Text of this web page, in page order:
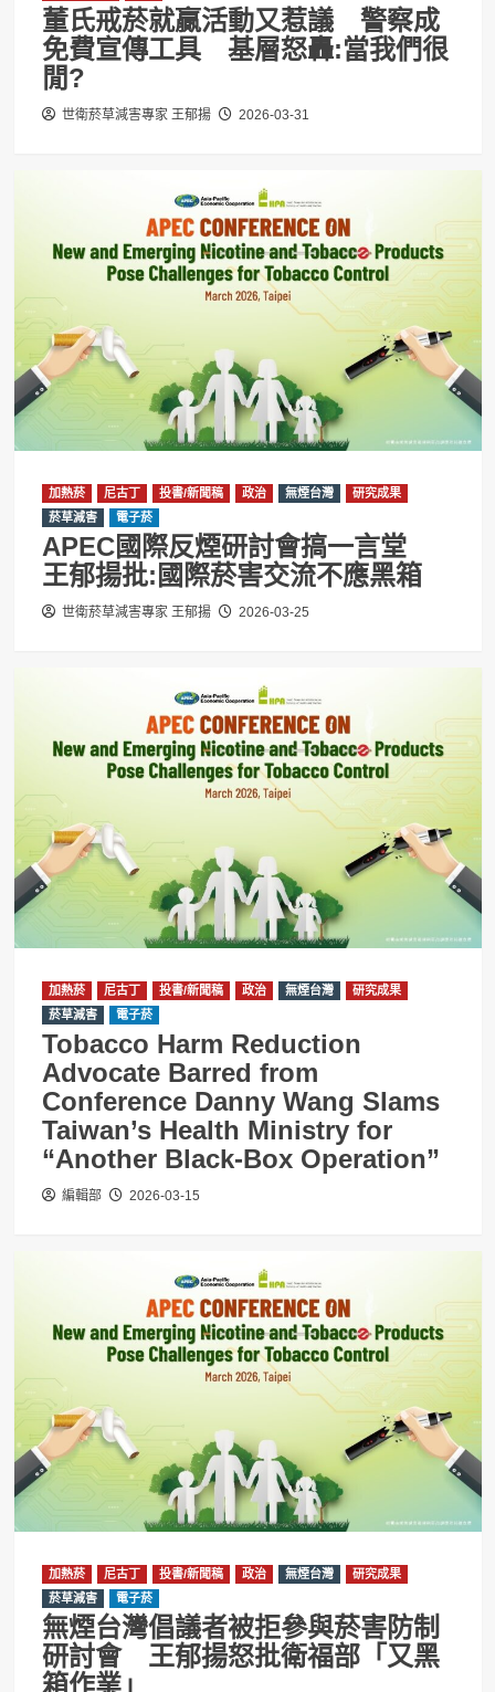
董氏戒菸就贏活動又惹議 警察成
免費宣傳工具 基層怒轟:當我們很
閒?
世衛菸草減害專家 王郁揚 2026-03-31
加熱菸 尼古丁 投書/新聞稿 政治 無煙台灣
研究成果
菸草減害
電子菸
APEC國際反煙研討會搞一言堂
王郁揚批:國際菸害交流不應黑箱
世衛菸草減害專家 王郁揚 2026-03-25
加熱菸 尼古丁 投書/新聞稿 政治 無煙台灣
研究成果
菸草減害
電子菸
Tobacco Harm Reduction
Advocate Barred from
Conference Danny Wang Slams
Taiwan’s Health Ministry for
“Another Black-Box Operation”
編輯部 2026-03-15
加熱菸 尼古丁 投書/新聞稿 政治 無煙台灣
研究成果
菸草減害
電子菸
無煙台灣倡議者被拒參與菸害防制
研討會 王郁揚怒批衛福部「又黑
箱作業」